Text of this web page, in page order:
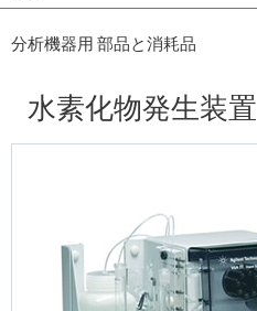
分析機器用 部品と消耗品
水素化物発生装置